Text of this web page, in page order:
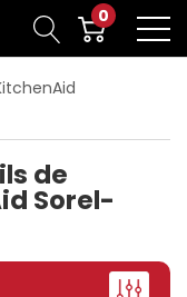
0
de
Sorel-